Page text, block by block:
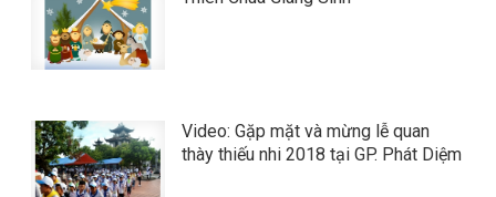
Video: Gặp mặt và mừng lễ quan
thày thiếu nhi 2018 tại GP. Phát Diệm